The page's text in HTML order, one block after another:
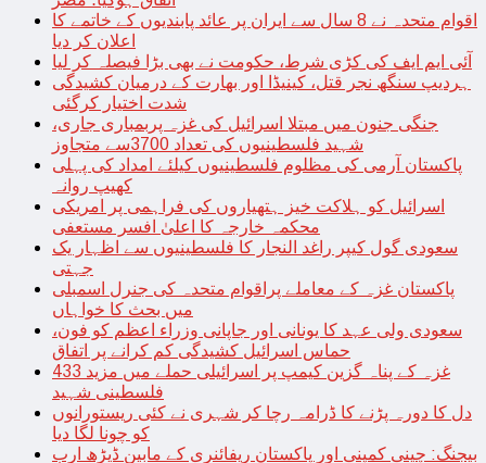
اقوام متحدہ نے 8 سال سے ایران پر عائد پابندیوں کے خاتمے کا
اعلان کر دیا
آئی ایم ایف کی کڑی شرط، حکومت نے بھی بڑا فیصلہ کر لیا
ہردیپ سنگھ نجر قتل، کینیڈا اور بھارت کے درمیان کشیدگی
شدت اختیار کرگئی
جنگی جنون میں مبتلا اسرائیل کی غزہ پربمباری جاری،
شہید فلسطینیوں کی تعداد 3700سے متجاوز
پاکستان آرمی کی مظلوم فلسطینیوں کیلئے امداد کی پہلی
کھیپ روانہ
اسرائیل کو ہلاکت خیز ہتھیاروں کی فراہمی پر امریکی
محکمہ خارجہ کا اعلیٰ افسر مستعفی
سعودی گول کیپر راغد النجار کا فلسطینیوں سے اظہار یک
جہتی
پاکستان غزہ کے معاملے پراقوام متحدہ کی جنرل اسمبلی
میں بحث کا خواہاں
سعودی ولی عہد کا یونانی اور جاپانی وزراء اعظم کو فون،
حماس اسرائیل کشیدگی کم کرانے پر اتفاق
غزہ کے پناہ گزین کیمپ پر اسرائیلی حملے میں مزید 433
فلسطینی شہید
دل کا دورہ پڑنے کا ڈرامہ رچا کر شہری نے کئی ریستورانوں
کو چونا لگا دیا
بیجنگ: چینی کمپنی اور پاکستان ریفائنری کے مابین ڈیڑھ ارب